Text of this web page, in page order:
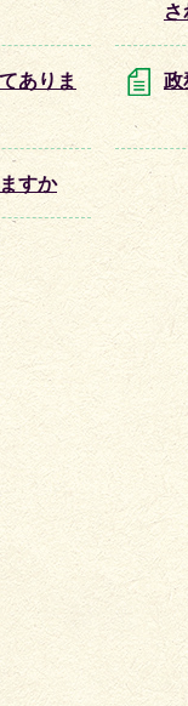
ありま
政
すか